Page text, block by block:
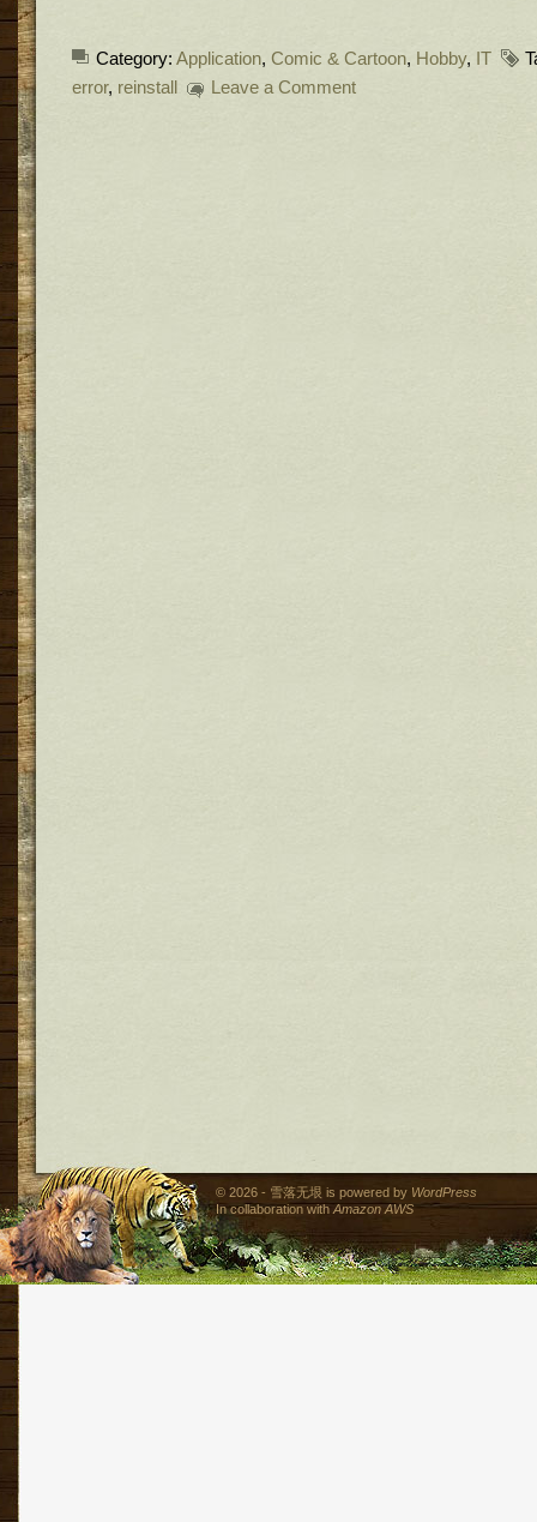
Category: Application, Comic & Cartoon, Hobby, IT
error, reinstall Leave a Comment
© 2026 - 雪落无垠 is powered by WordPress
In collaboration withAmazon AWS